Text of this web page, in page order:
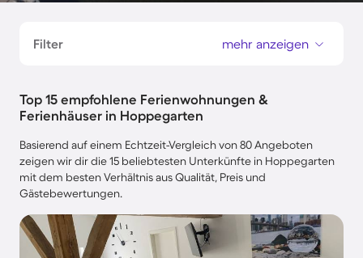
Filter mehr anzeigen
Top 15 empfohlene Ferienwohnungen &
Ferienhäuser in Hoppegarten
Basierend auf einem Echtzeit-Vergleich von 80 Angeboten
zeigen wir dir die 15 beliebtesten Unterkünfte in Hoppegarten
mit dem besten Verhältnis aus Qualität, Preis und
Gästebewertungen.